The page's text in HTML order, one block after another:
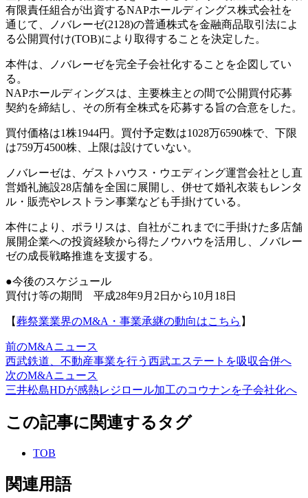
有限責任組合が出資するNAPホールディングス株式会社を
通じて、ノバレーゼ(2128)の普通株式を金融商品取引法によ
る公開買付け(TOB)により取得することを決定した。
本件は、ノバレーゼを完全子会社化することを企図してい
る。
NAPホールディングスは、主要株主との間で公開買付応募
契約を締結し、その所有全株式を応募する旨の合意をした。
買付価格は1株1944円。買付予定数は1028万6590株で、下限
は759万4500株、上限は設けていない。
ノバレーゼは、ゲストハウス・ウエディング運営会社とし直
営婚礼施設28店舗を全国に展開し、併せて婚礼衣装もレンタ
ル・販売やレストラン事業なども手掛けている。
本件により、ポラリスは、自社がこれまでに手掛けた多店舗
展開企業への投資経験から得たノウハウを活用し、ノバレー
ゼの成長戦略推進を支援する。
●今後のスケジュール
買付け等の期間 平成28年9月2日から10月18日
【葬祭業業界のM&A・事業承継の動向はこちら 】
前のM&Aニュース
西武鉄道、不動産事業を行う西武エステートを吸収合併へ
次のM&Aニュース
三井松島HDが感熱レジロール加工のコウナンを子会社化へ
この記事に関連するタグ
TOB
関連用語